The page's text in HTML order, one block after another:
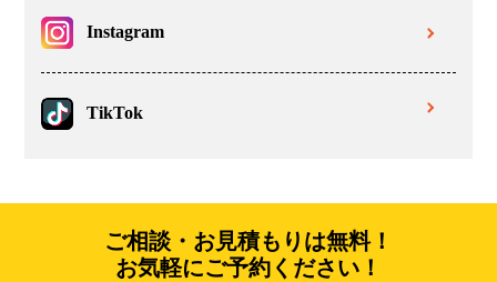
Instagram
TikTok
ご相談・お見積もりは無料！
お気軽にご予約ください！